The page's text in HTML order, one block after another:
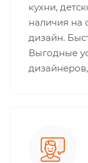
кухни,
наличия на
дизайн.
Выгодные